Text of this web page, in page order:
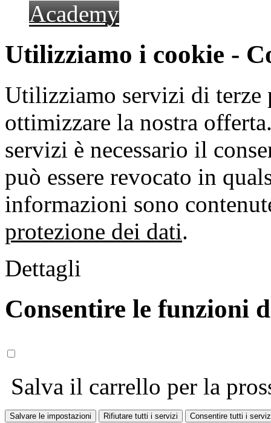
Academy
Utilizziamo i cookie -
Utilizziamo servizi di terze
ottimizzare la nostra
servizi è necessario il
può essere revocato in
informazioni sono
protezione dei dati.
Dettagli
Consentire le funzioni
Salva il carrello per la
Salvare le impostazioni Rifiutare tutti i servizi Consentire tutti i